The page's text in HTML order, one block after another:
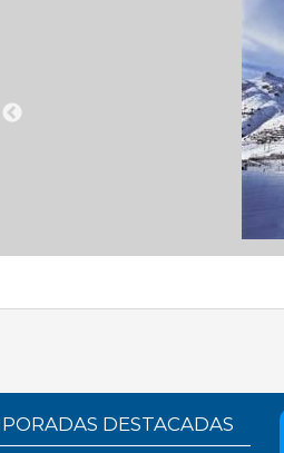
DESTACADAS